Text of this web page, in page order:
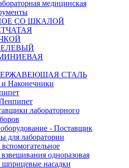
медицинская
СО ШКАЛОЙ
СТАЛЬ
Наконечники
лабораторного
- Поставщик
для лаборатории
одноразовая
насадки